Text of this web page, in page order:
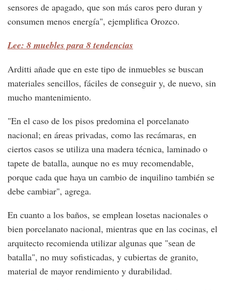
sensores de apagado, que son más caros pero duran y
consumen menos energía", ejemplifica Orozco.
Lee: 8 muebles para 8 tendencias
Arditti añade que en este tipo de inmuebles se buscan
materiales sencillos, fáciles de conseguir y, de nuevo, sin
mucho mantenimiento.
"En el caso de los pisos predomina el porcelanato
nacional; en áreas privadas, como las recámaras, en
ciertos casos se utiliza una madera técnica, laminado o
tapete de batalla, aunque no es muy recomendable,
porque cada que haya un cambio de inquilino también se
debe cambiar", agrega.
En cuanto a los baños, se emplean losetas nacionales o
bien porcelanato nacional, mientras que en las cocinas, el
arquitecto recomienda utilizar algunas que "sean de
batalla", no muy sofisticadas, y cubiertas de granito,
material de mayor rendimiento y durabilidad.